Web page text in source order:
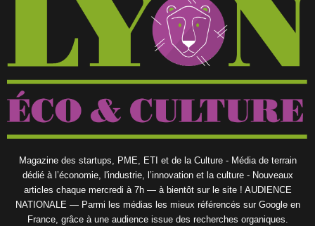
Magazine des startups, PME, ETI et de la Culture - Média de terrain
dédié à l’économie, l'industrie, l’innovation et la culture - Nouveaux
articles chaque mercredi à 7h — à bientôt sur le site ! AUDIENCE
NATIONALE — Parmi les médias les mieux référencés sur Google en
France, grâce à une audience issue des recherches organiques.